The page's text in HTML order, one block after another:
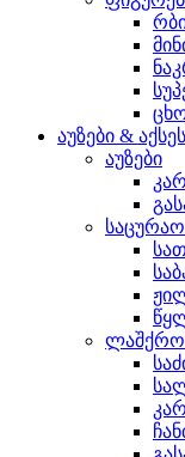
აუზები &
აუზები
საცურაო